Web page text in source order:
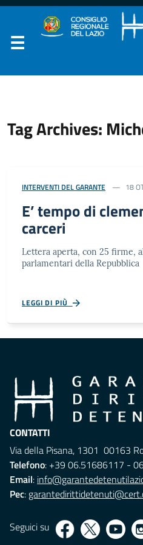
Tag Archives:
INTERVENTI DEL GARANTE 18
E’ tempo di
carceri
Lettera aperta, con 25 firme,
parlamentari della Repubblica
LEGGI DI PIÙ
CONTATTI
Via della Pisana, 1301 00163
Telefono: +39 06.51686117 -
Email:
Pec:
Seguici su